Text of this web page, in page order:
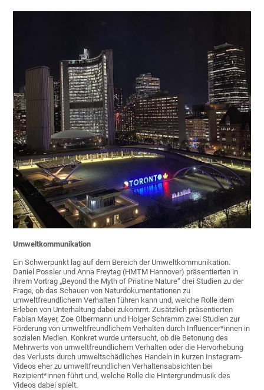
Umweltkommunikation
Ein Schwerpunkt lag auf dem Bereich der Umweltkommunikation.
Daniel Possler und Anna Freytag (HMTM Hannover) präsentierten in
ihrem Vortrag „Beyond the Myth of Pristine Nature“ drei Studien zu der
Frage, ob das Schauen von Naturdokumentationen zu
umweltfreundlichem Verhalten führen kann und, welche Rolle dem
Erleben von Unterhaltung dabei zukommt. Zusätzlich präsentierten
Fabian Mayer, Zoe Olbermann und Holger Schramm zwei Studien zur
Förderung von umweltfreundlichem Verhalten durch Influencer*innen in
sozialen Medien. Konkret wurde untersucht, ob die Betonung des
Mehrwerts von umweltfreundlichem Verhalten oder die Hervorhebung
des Verlusts durch umweltschädliches Handeln in kurzen Instagram-
Videos eher zu umweltfreundlichen Verhaltensabsichten bei
Rezipient*innen führt und, welche Rolle die Hintergrundmusik des
Videos dabei spielt.